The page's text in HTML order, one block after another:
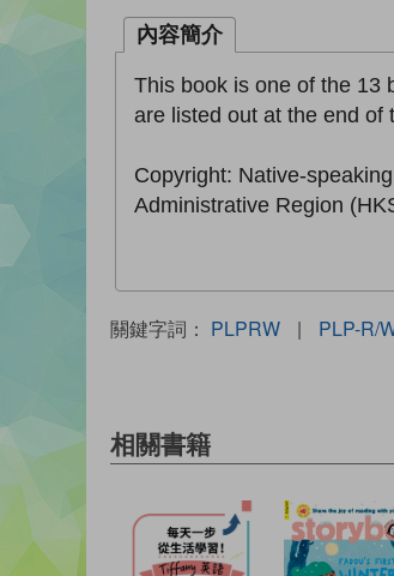
內容簡介
This book is one of the 13
are listed out at the end of
Copyright: Native-
Administrative Region
關鍵字詞： PLPRW | PLP-R/
相關書籍